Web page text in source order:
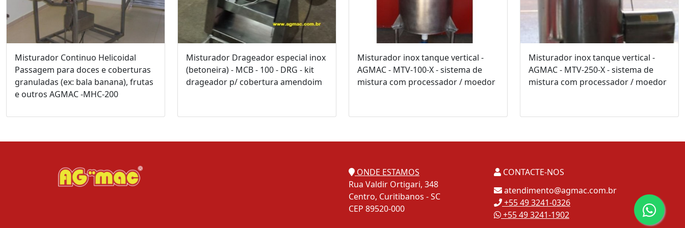
Misturador Continuo Helicoidal
Passagem para doces e coberturas
granuladas (ex: bala banana), frutas
e outros AGMAC -MHC-200
Misturador Drageador especial inox
(betoneira) - MCB - 100 - DRG - kit
drageador p/ cobertura amendoim
Misturador inox tanque vertical -
AGMAC - MTV-100-X - sistema de
mistura com processador / moedor
Misturador inox tanque vertical -
AGMAC - MTV-250-X - sistema de
mistura com processador / moedor
ONDE ESTAMOS
Rua Valdir Ortigari, 348
Centro, Curitibanos - SC
CEP 89520-000
CONTACTE-NOS
atendimento@agmac.com.br
+55 49 3241-0326
+55 49 3241-1902